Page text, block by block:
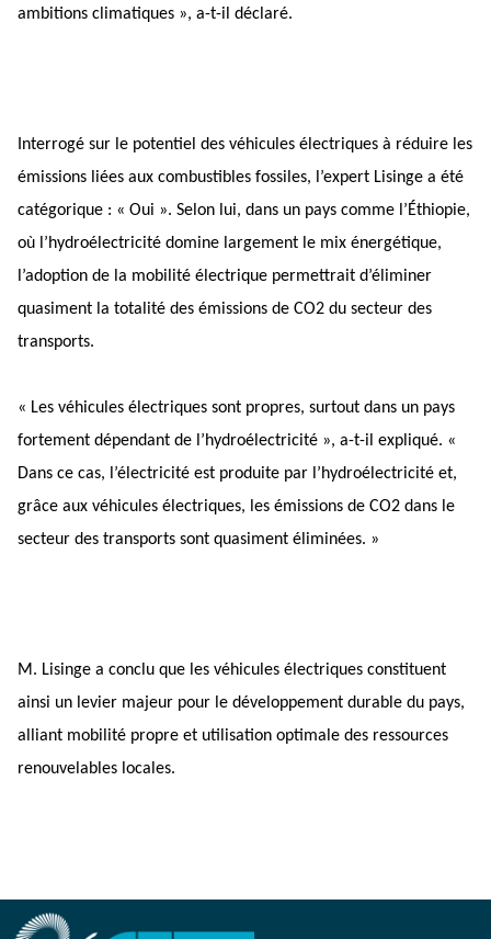
ambitions climatiques », a-t-il déclaré.
Interrogé sur le potentiel des véhicules électriques à réduire les
émissions liées aux combustibles fossiles, l’expert Lisinge a été
catégorique : « Oui ». Selon lui, dans un pays comme l’Éthiopie,
où l’hydroélectricité domine largement le mix énergétique,
l’adoption de la mobilité électrique permettrait d’éliminer
quasiment la totalité des émissions de CO2 du secteur des
transports.
« Les véhicules électriques sont propres, surtout dans un pays
fortement dépendant de l’hydroélectricité », a-t-il expliqué. «
Dans ce cas, l’électricité est produite par l’hydroélectricité et,
grâce aux véhicules électriques, les émissions de CO2 dans le
secteur des transports sont quasiment éliminées. »
M. Lisinge a conclu que les véhicules électriques constituent
ainsi un levier majeur pour le développement durable du pays,
alliant mobilité propre et utilisation optimale des ressources
renouvelables locales.